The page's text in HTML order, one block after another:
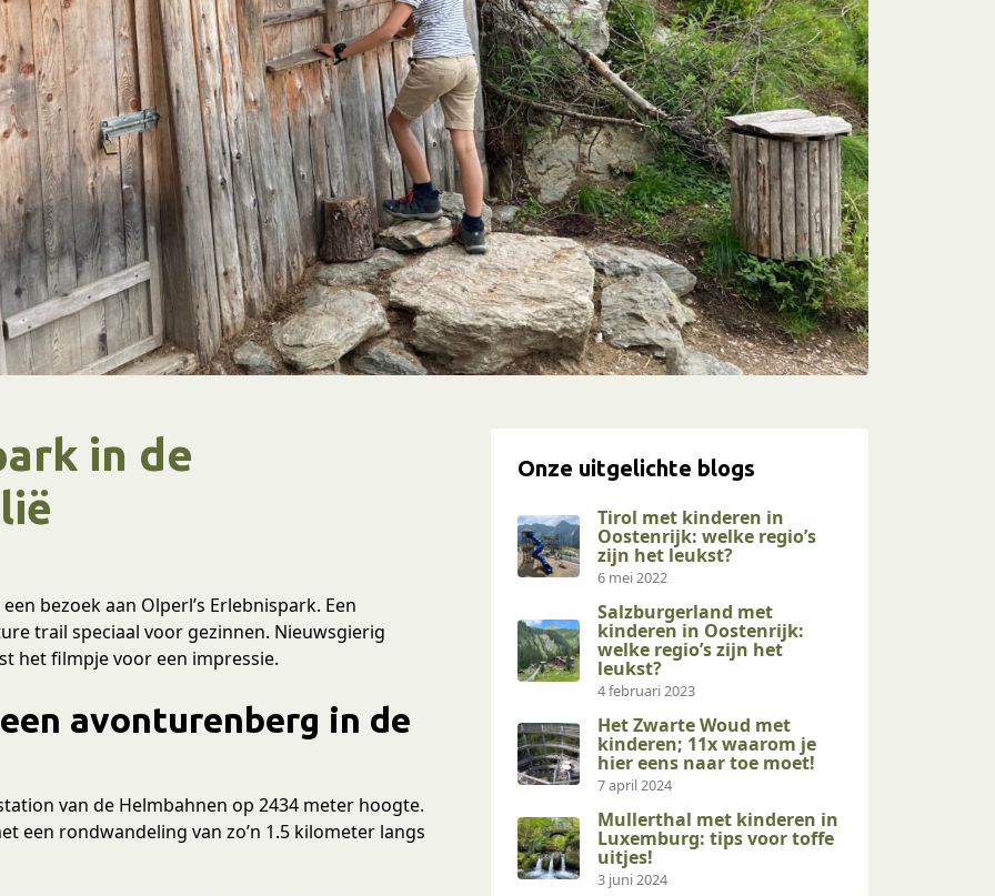
in de
bezoek aan Olperl’s Erlebnispark. Een
trail speciaal voor gezinnen. Nieuwsgierig
het filmpje voor een impressie.
avonturenberg in de
van de Helmbahnen op 2434 meter hoogte.
een rondwandeling van zo’n 1.5 kilometer langs
Onze uitgelichte blogs
Tirol met kinderen in
Oostenrijk: welke regio’s
zijn het leukst?
6 mei 2022
Salzburgerland met
kinderen in Oostenrijk:
welke regio’s zijn het
leukst?
4 februari 2023
Het Zwarte Woud met
kinderen; 11x waarom je
hier eens naar toe moet!
7 april 2024
Mullerthal met kinderen in
Luxemburg: tips voor toffe
uitjes!
3 juni 2024